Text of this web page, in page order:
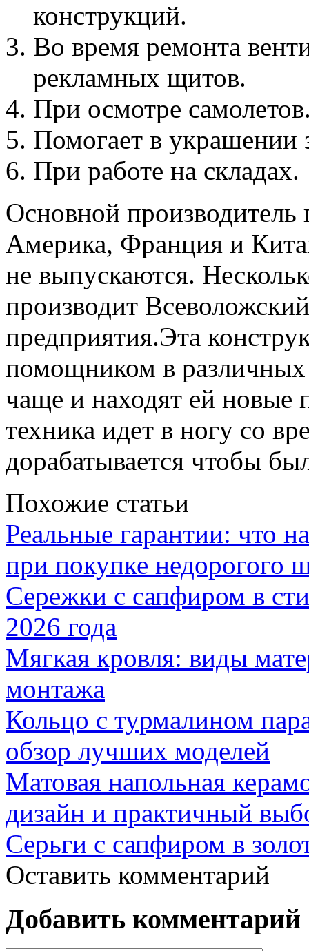
конструкций.
Во время ремонта
рекламных щитов.
При осмотре
Помогает в украшении
При работе на складах.
Основной производитель
Америка, Франция и
не выпускаются.
производит
предприятия.Эта
помощником в различных
чаще и находят ей новые
техника идет в ногу со
дорабатывается чтобы
Похожие статьи
Реальные гарантии: что
при покупке недорогого
Сережки с сапфиром в
2026 года
Мягкая кровля: виды
монтажа
Кольцо с турмалином
обзор лучших моделей
Матовая напольная
дизайн и практичный
Серьги с сапфиром в
Оставить комментарий
Добавить комментарий